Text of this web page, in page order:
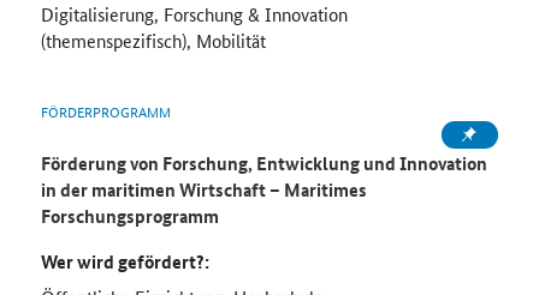
Digitalisierung, Forschung & Innovation
(themenspezifisch), Mobilität
FÖRDERPROGRAMM
Förderung von Forschung, Entwicklung und Innovation
in der maritimen Wirtschaft – Maritimes
Forschungsprogramm
Wer wird gefördert?: